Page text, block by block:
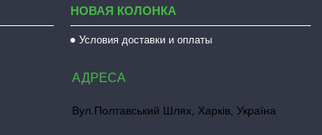
НОВАЯ КОЛОНКА
Условия доставки и оплаты
Вул.Полтавський Шлях, Харків, Україна